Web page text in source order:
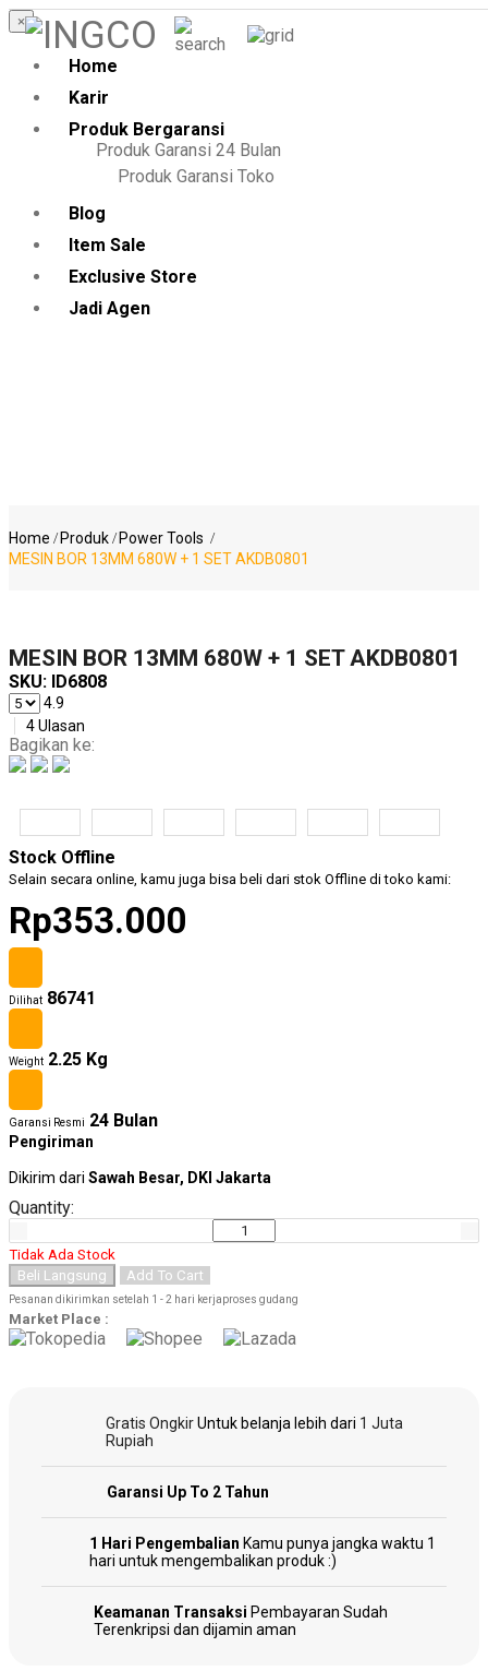
Pencarian
BOR ..
(SPRAY
×
Home
Karir
Produk Bergaransi
Produk Garansi 24 Bulan
Produk Garansi Toko
Blog
Item Sale
Exclusive Store
Jadi Agen
Home Produk
Power Tools
MESIN BOR 13MM 680W + 1 SET AKDB0801
MESIN BOR 13MM 680W + 1 SET AKDB0801
SKU: ID6808
4.9
4 Ulasan
Bagikan ke:
Stock Offline
Selain secara online, kamu juga bisa beli dari stok Offline di toko kami:
Rp353.000
Dilihat 86741
Weight 2.25 Kg
Garansi Resmi 24 Bulan
Pengiriman
Dikirim dari Sawah Besar, DKI Jakarta
Quantity:
Tidak Ada Stock
Beli Langsung
Add To Cart
Pesanan dikirimkan setelah 1 - 2 hari kerjaproses gudang
Market Place :
Gratis OngkirUntuk belanja lebih dari 1 Juta
Rupiah
Garansi Up To 2 Tahun
1 Hari Pengembalian Kamu punya jangka waktu 1
hari untuk mengembalikan produk :)
Keamanan Transaksi Pembayaran Sudah
Terenkripsi dan dijamin aman
Power
Tools
Products
Hand
Power
Tools
Accessories
Other
Hardware
Tools
Cordless